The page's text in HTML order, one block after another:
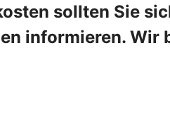
sollten Sie
informieren. Wir